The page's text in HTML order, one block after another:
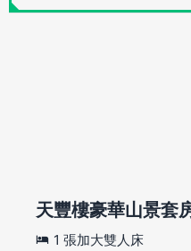
天豐樓豪華山景套
1 張加大雙人床